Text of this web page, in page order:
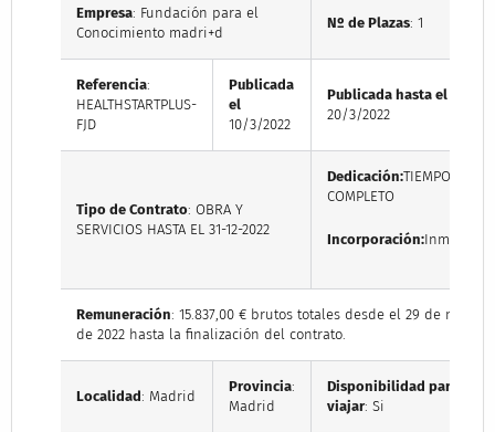
Empresa: Fundación para el
Conocimiento madri+d
Nº de Plazas: 1
Referencia:
HEALTHSTARTPLUS-
FJD
Publicada
el
10/3/2022
Publicada hasta el
20/3/2022
Tipo de Contrato: OBRA Y
SERVICIOS HASTA EL 31-12-2022
Dedicación:TIEMPO
COMPLETO
Incorporación:Inmediata
Remuneración: 15.837,00 € brutos totales desde el 29 de marzo
de 2022 hasta la finalización del contrato.
Localidad: Madrid
Provincia:
Madrid
Disponibilidad para
viajar: Si